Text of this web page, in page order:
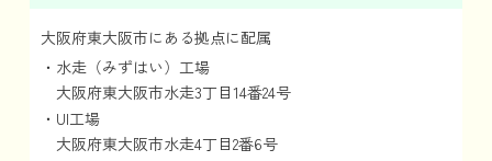
大阪府東大阪市にある拠点に配属
水走（みずはい）工場
大阪府東大阪市水走3丁目14番24号
UI工場
大阪府東大阪市水走4丁目2番6号